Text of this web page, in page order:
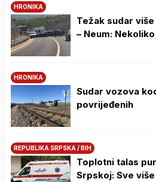
HRONIKA
Težak sudar
– Neum:
HRONIKA
Sudar vozova
povrijeđenih
REPUBLIKA SRPSKA / BIH
Toplotni talas
Srpskoj: Sve